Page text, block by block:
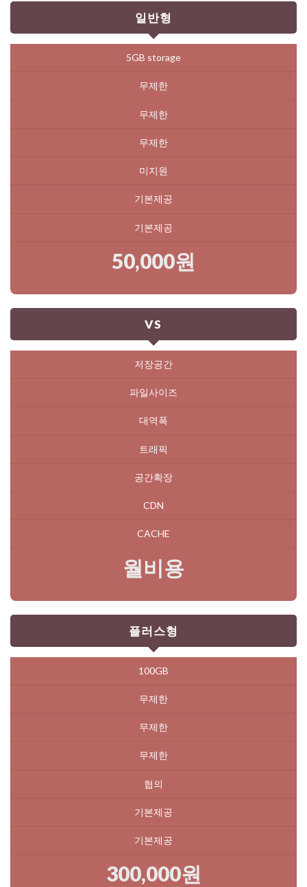
일반형
5GB storage
무제한
무제한
무제한
미지원
기본제공
기본제공
50,000원
VS
저장공간
파일사이즈
대역폭
트래픽
공간확장
CDN
CACHE
월비용
플러스형
100GB
무제한
무제한
무제한
협의
기본제공
기본제공
300,000원